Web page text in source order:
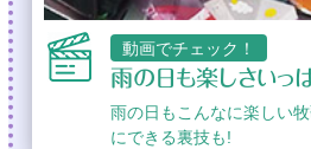
動画でチェック！
雨の日も楽しさいっぱ
雨の日もこんなに楽しい
にできる裏技も!